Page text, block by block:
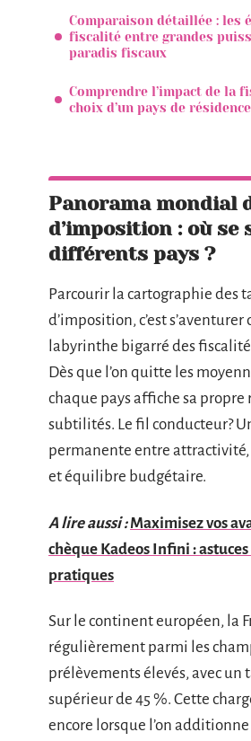
Comparaison détaillée : les
fiscalité entre grandes
paradis fiscaux
Comprendre l’impact de la
choix d’un pays de résidence
Panorama mondial
d’imposition : où se
différents pays ?
Parcourir la cartographie des
d’imposition, c’est s’aventurer
labyrinthe bigarré des
Dès que l’on quitte les
chaque pays affiche sa propre
subtilités. Le fil conducteur?
permanente entre
et équilibre budgétaire.
A lire aussi : Maximisez vos
chèque Kadeos Infini :
pratiques
Sur le continent européen, la
régulièrement parmi les
prélèvements élevés, avec un
supérieur de 45 %. Cette
encore lorsque l’on